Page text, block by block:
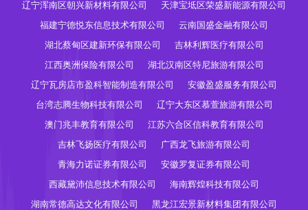
辽宁浑南区朝兴新材料有限公司
天津宝坻区荣盛新能源有限公司
福建宁德悦东信息技术有限公司
云南国盛金融有限公司
湖北蔡甸区建新环保有限公司
吉林利辉医疗有限公司
江西奥洲保险有限公司
湖北汉南区特尼旅游有限公司
辽宁瓦房店市盈科智能制造有限公司
安徽盈盛服务有限公司
台湾志腾生物科技有限公司
辽宁大东区慕萱旅游有限公司
澳门兆丰教育有限公司
江苏六合区信科教育有限公司
吉林飞扬医疗有限公司
广西龙飞旅游有限公司
青海力诺证券有限公司
安徽罗复证券有限公司
西藏黛沛信息技术有限公司
海南辉煌科技有限公司
湖南常德高达文化有限公司
黑龙江宏景新材料集团有限公司